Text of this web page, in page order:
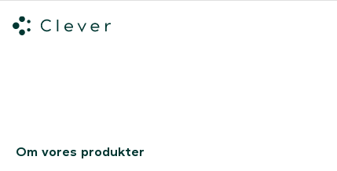
Om vores produkter